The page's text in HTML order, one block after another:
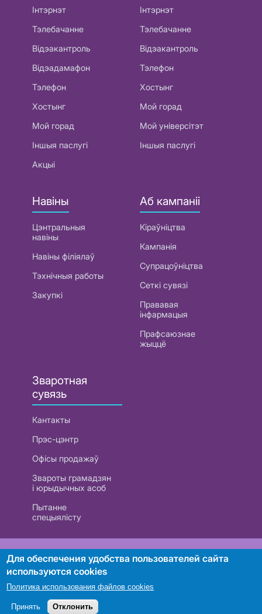
Інтэрнэт
Тэлебачанне
Відэакантроль
Відэадамафон
Тэлефон
Хостынг
Мой горад
Іншыя паслугі
Акцыі
Інтэрнэт
Тэлебачанне
Відэакантроль
Тэлефон
Хостынг
Мой горад
Мой універсітэт
Іншыя паслугі
Навіны
Цэнтральныя
навіны
Навіны філіялаў
Тэхнічныя работы
Закупкі
Аб кампаніі
Кіраўніцтва
Кампанія
Супрацоўніцтва
Сеткі сувязі
Прававая
інфармацыя
Прафсаюзнае
жыццё
Зваротная
сувязь
Кантакты
Прэс-цэнтр
Офісы продажаў
Звароты грамадзян
і юрыдычных асоб
Пытанне
спецыялісту
РУП «Белтэлекам». УНП 101007741
Пошук
Для обеспечения удобства пользователей сайта
используются cookies
Политика использования файлов cookies
Принять Отклонить